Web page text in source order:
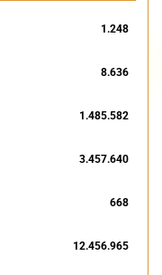
1.248
8.636
1.485.582
3.457.640
668
12.456.965